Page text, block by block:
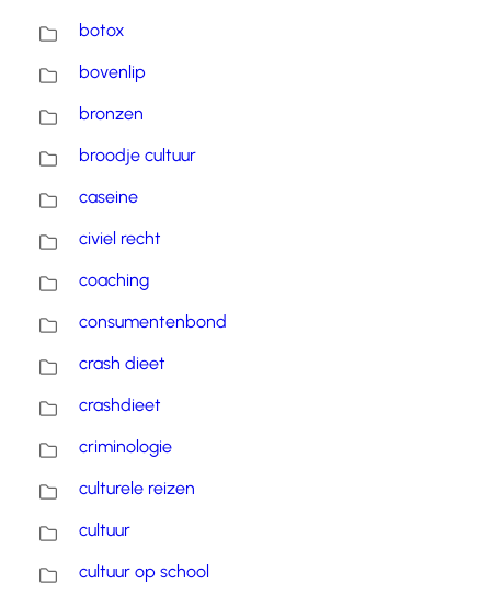
botox
bovenlip
bronzen
broodje cultuur
caseine
civiel recht
coaching
consumentenbond
crash dieet
crashdieet
criminologie
culturele reizen
cultuur
cultuur op school